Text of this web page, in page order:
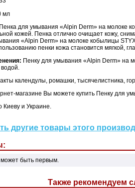
мл
Пенка для умывания «Alpin Derm» на молоке
кожей. Пенка отлично очищает кожу,
«Alpin Derm» на молоке кобылицы
пенки кожа становится мягкой,
Пенку для умывания «Alpin Derm» на
календулы, ромашки, тысячелистника,
магазине Вы можете купить Пенку для
Киеву и Украине.
другие товары этого
быть первым.
Также рекомендуем